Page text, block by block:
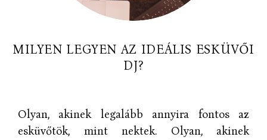
MILYEN LEGYEN AZ IDEÁLIS ESKÜVŐI
DJ?
Olyan, akinek legalább annyira fontos az
esküvőtök, mint nektek. Olyan, akinek